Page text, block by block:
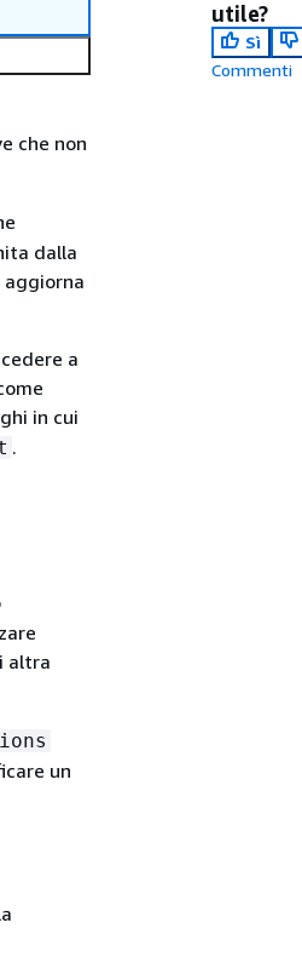
che non
dalla
a
in cui
.
altra
un
utile?
Sì
Commenti